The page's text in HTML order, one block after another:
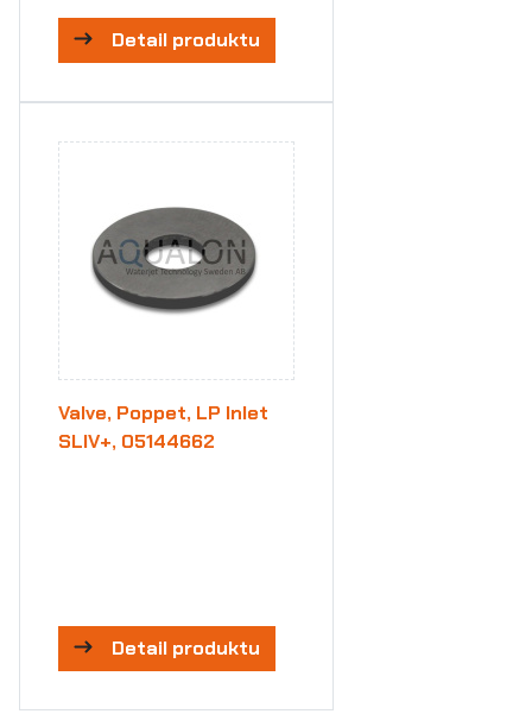
Detail produktu
Valve, Poppet, LP Inlet
SLIV+, 05144662
Detail produktu